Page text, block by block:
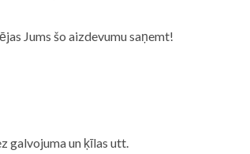
Jums šo aizdevumu saņemt!
galvojuma un ķīlas utt.